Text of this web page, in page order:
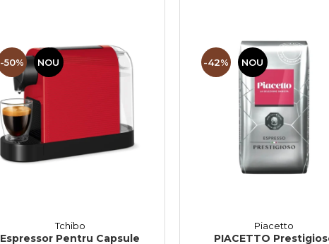
-50% NOU
Tchibo
Espressor Pentru Capsule
-42% NOU
Piacetto
PIACETTO